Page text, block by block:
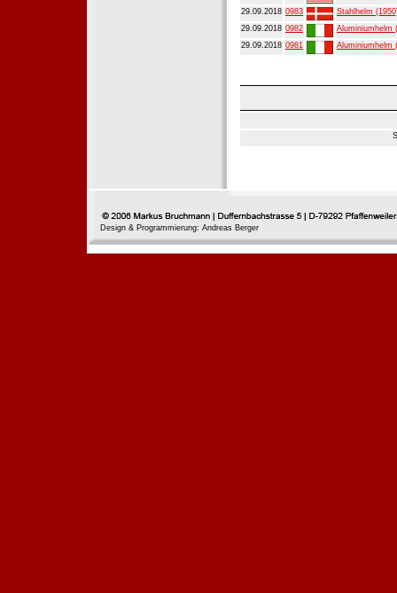
29.09.2018 0983
Stahlhelm
29.09.2018 0982
Aluminiumhelm
29.09.2018 0981 Aluminiumhelm
Design & Programmierung: Andreas Berger